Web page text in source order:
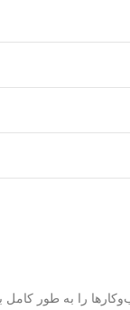
را به طور کامل